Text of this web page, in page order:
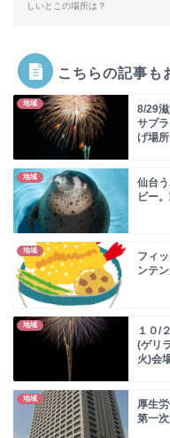
しいとこの場所は？
こちらの記事も
地域
8/29
サプ
げ場
地域
仙台
ビー
地域
フィ
ンテ
地域
１０/
(ゲリ
火)会
地域
厚生
第一